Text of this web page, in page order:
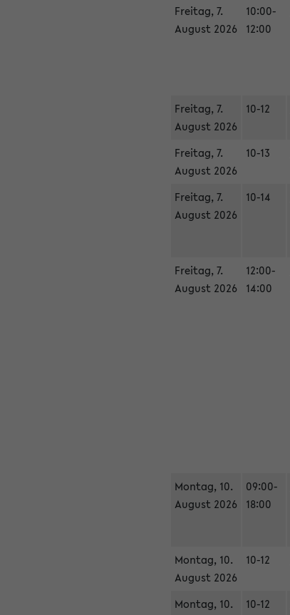
Freitag, 7.
August 2026
10:00-
12:00
Freitag, 7.
August 2026
10-12
Freitag, 7.
August 2026
10-13
Freitag, 7.
August 2026
10-14
Freitag, 7.
August 2026
12:00-
14:00
Montag, 10.
August 2026
09:00-
18:00
Montag, 10.
August 2026
10-12
Montag, 10.
10-12